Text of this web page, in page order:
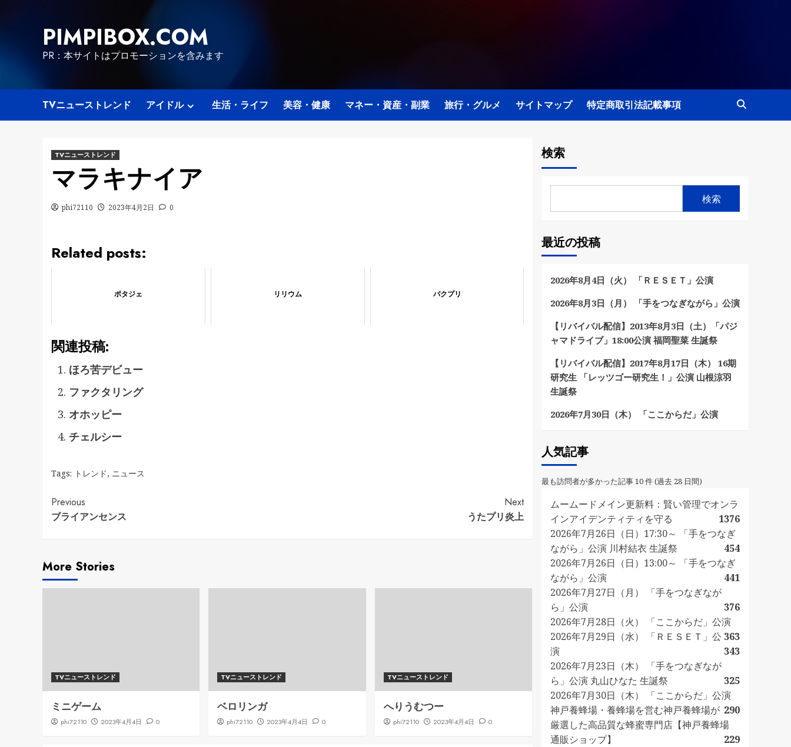
PIMPIBOX.COM
PR：本サイトはプロモーションを含みます
TVニューストレンド アイドル 生活・ライフ 美容・健康 マネー・資産・副業 旅行・グルメ サイトマップ 特定商取引法記載事項
TVニューストレンド
マラキナイア
phi72110 2023年4月2日 0
Related posts:
ポタジェ リリウム バクプリ
関連投稿:
ほろ苦デビュー
ファクタリング
オホッピー
チェルシー
Tags: トレンド, ニュース
Continue
Reading
Previous
ブライアンセンス
Next
うたプリ炎上
More Stories
TVニューストレンド
ミニゲーム
phi72110 2023年4月4日 0
TVニューストレンド
ベロリンガ
phi72110 2023年4月4日 0
TVニューストレンド
へりうむつー
phi72110 2023年4月4日 0
検索
検索
最近の投稿
2026年8月4日（火） 「ＲＥＳＥＴ」公演
2026年8月3日（月） 「手をつなぎながら」公演
【リバイバル配信】2013年8月3日（土）「パジ
ャマドライブ」18:00公演 福岡聖菜 生誕祭
【リバイバル配信】2017年8月17日（木） 16期
研究生 「レッツゴー研究生！」公演 山根涼羽
生誕祭
2026年7月30日（木） 「ここからだ」公演
人気記事
最も訪問者が多かった記事 10 件 (過去 28 日間)
ムームードメイン更新料：賢い管理でオンラ
インアイデンティティを守る
1376
2026年7月26日（日）17:30～ 「手をつなぎ
ながら」公演 川村結衣 生誕祭
454
2026年7月26日（日）13:00～ 「手をつなぎ
ながら」公演
441
2026年7月27日（月） 「手をつなぎなが
ら」公演
376
2026年7月28日（火） 「ここからだ」公演
363
2026年7月29日（水） 「ＲＥＳＥＴ」公
演
343
2026年7月23日（木） 「手をつなぎなが
ら」公演 丸山ひなた 生誕祭
325
2026年7月30日（木） 「ここからだ」公演
290
神戸養蜂場・養蜂場を営む神戸養蜂場が
厳選した高品質な蜂蜜専門店【神戸養蜂場
通販ショップ】
229